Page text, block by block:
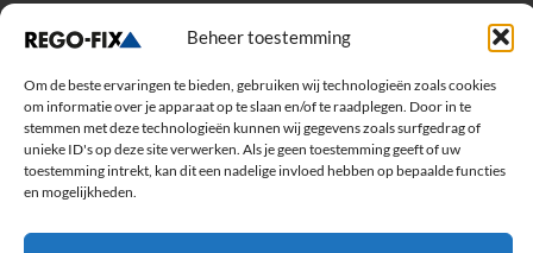
Beheer toestemming
Om de beste ervaringen te bieden, gebruiken wij technologieën zoals cookies
om informatie over je apparaat op te slaan en/of te raadplegen. Door in te
stemmen met deze technologieën kunnen wij gegevens zoals surfgedrag of
unieke ID's op deze site verwerken. Als je geen toestemming geeft of uw
toestemming intrekt, kan dit een nadelige invloed hebben op bepaalde functies
en mogelijkheden.
dixiholland@dixi.com
www.dixipolytool.com
Volg ons op Youtube
Volg ons op Linkedin